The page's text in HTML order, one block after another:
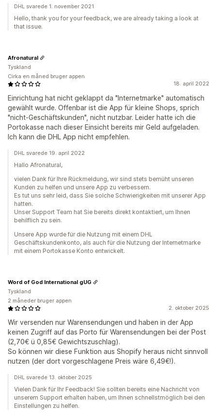
DHL svarede 1. november 2021
Hello, thank you for your feedback, we are already taking a look at
that issue.
18. april 2022
Einrichtung hat nicht geklappt da "Internetmarke" automatisch
gewählt wurde. Offenbar ist die App für kleine Shops, sprich
"nicht-Geschäftskunden", nicht nutzbar. Leider hatte ich die
Portokasse nach dieser Einsicht bereits mir Geld aufgeladen.
Ich kann die DHL App nicht empfehlen.
Afronatural
Tyskland
Cirka en måned bruger appen
DHL svarede 19. april 2022
Hallo Afronatural,
vielen Dank für Ihre Rückmeldung, wir sind stets bemüht unseren
Kunden zu helfen und unsere App zu verbessern.
Es tut uns sehr leid, dass Sie solche Schwierigkeiten mit unserer App
hatten.
Unser Support Team hat Sie bereits direkt kontaktiert, um Ihnen
behilflich zu sein.
Unsere App wurde für die Nutzung mit einem DHL
Geschäftskundenkonto, als auch für die Nutzung der Internetmarke
mit einem Portokasse Konto entwickelt.
2. oktober 2025
Wir versenden nur Warensendungen und haben in der App
keinen Zugriff auf das Porto für Warensendungen bei der Post
(2,70€ ü 0,85€ Gewichtszuschlag).
So können wir diese Funktion aus Shopify heraus nicht sinnvoll
nutzen (der dort vorgeschlagene Preis wäre 6,49€!).
Word of God International gUG
Tyskland
2 måneder bruger appen
DHL svarede 13. oktober 2025
Vielen Dank für Ihr Feedback! Sie sollten bereits eine Nachricht von
unserem Support erhalten haben, um Ihnen schnellstmöglich bei den
Einstellungen zu helfen.